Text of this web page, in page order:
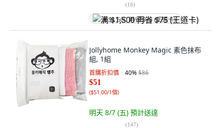
(16)
满 $1,500 再省 $75 (王道卡)
Jollyhome Monkey Magic 素色抹布
組, 1組
首購折扣價 40%$86
$51
($51.00/1個)
明天 8/7 (五) 預計送達
(147)